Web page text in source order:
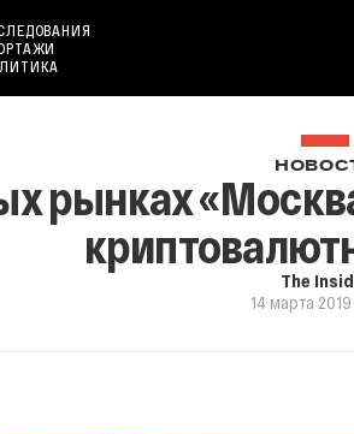
рынках
The
14 марта 2019